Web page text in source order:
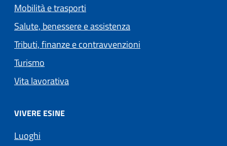
Mobilità e trasporti
Salute, benessere e assistenza
Tributi, finanze e contravvenzioni
Turismo
Vita lavorativa
VIVERE ESINE
Luoghi